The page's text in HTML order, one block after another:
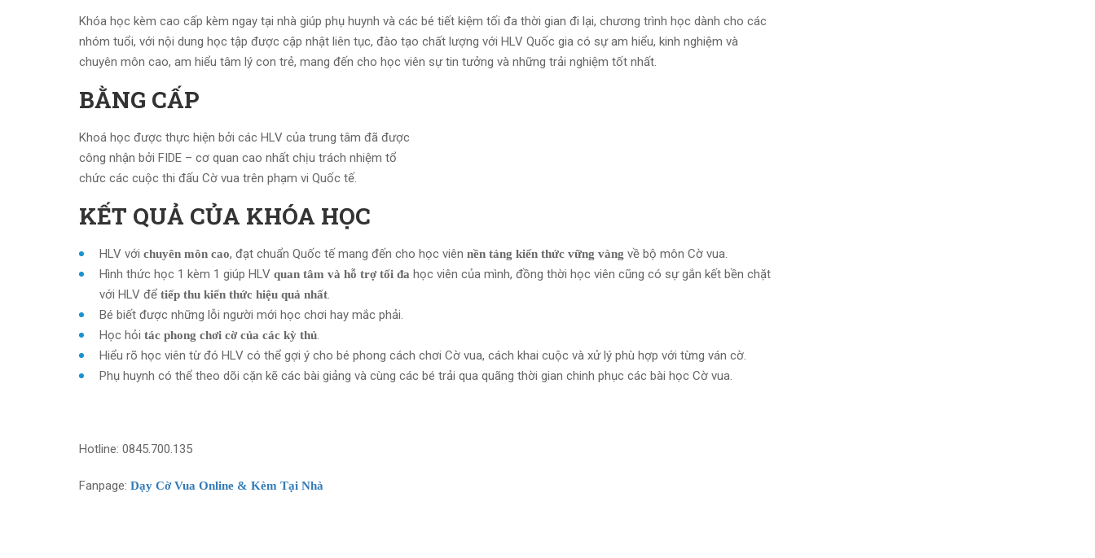
Khóa học kèm cao cấp kèm ngay tại nhà giúp phụ huynh và các bé tiết kiệm tối đa thời gian đi lại, chương trình học dành cho các
nhóm tuổi, với nội dung học tập được cập nhật liên tục, đào tạo chất lượng với HLV Quốc gia có sự am hiểu, kinh nghiệm và
chuyên môn cao, am hiểu tâm lý con trẻ, mang đến cho học viên sự tin tưởng và những trải nghiệm tốt nhất.
BẰNG CẤP
Khoá học được thực hiện bởi các HLV của trung tâm đã được
công nhận bởi FIDE – cơ quan cao nhất chịu trách nhiệm tổ
chức các cuộc thi đấu Cờ vua trên phạm vi Quốc tế.
KẾT QUẢ CỦA KHÓA HỌC
HLV với chuyên môn cao, đạt chuẩn Quốc tế mang đến cho học viên nền tảng kiến thức vững vàng về bộ môn Cờ vua.
Hình thức học 1 kèm 1 giúp HLV quan tâm và hỗ trợ tối đa học viên của mình, đồng thời học viên cũng có sự gắn kết bền chặt
với HLV để tiếp thu kiến thức hiệu quả nhất.
Bé biết được những lỗi người mới học chơi hay mắc phải.
Học hỏi tác phong chơi cờ của các kỳ thủ.
Hiểu rõ học viên từ đó HLV có thể gợi ý cho bé phong cách chơi Cờ vua, cách khai cuộc và xử lý phù hợp với từng ván cờ.
Phụ huynh có thể theo dõi cặn kẽ các bài giảng và cùng các bé trải qua quãng thời gian chinh phục các bài học Cờ vua.
Hotline: 0845.700.135
Fanpage: Dạy Cờ Vua Online & Kèm Tại Nhà